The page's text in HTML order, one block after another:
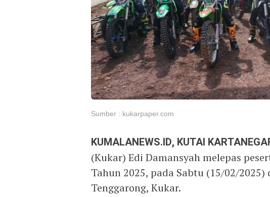
Sumber : kukarpaper.com
KUMALANEWS.ID, KUTAI
(Kukar) Edi Damansyah melepas
Tahun 2025, pada Sabtu (15/02/
Tenggarong, Kukar.